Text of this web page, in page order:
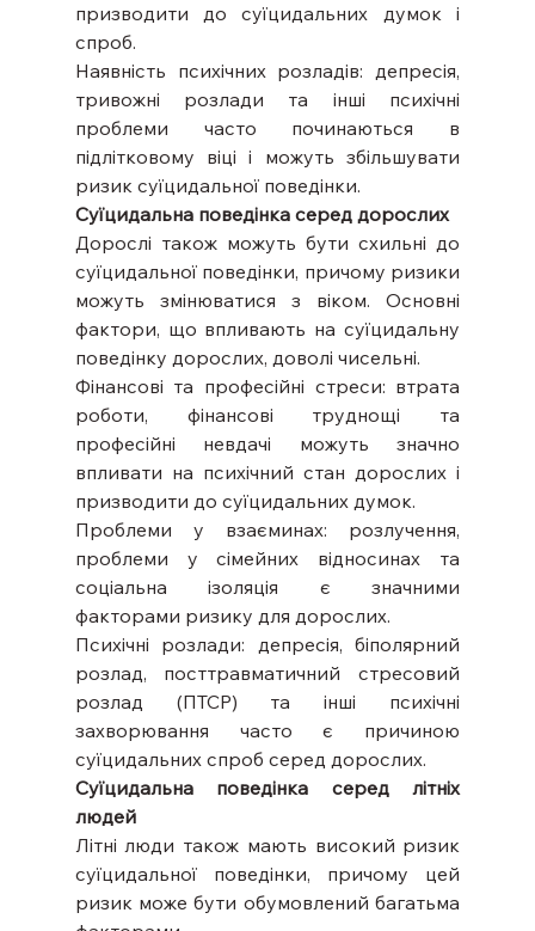
призводити до суїцидальних думок і
спроб.
Наявність психічних розладів: депресія,
тривожні розлади та інші психічні
проблеми часто починаються в
підлітковому віці і можуть збільшувати
ризик суїцидальної поведінки.
Суїцидальна поведінка серед дорослих
Дорослі також можуть бути схильні до
суїцидальної поведінки, причому ризики
можуть змінюватися з віком. Основні
фактори, що впливають на суїцидальну
поведінку дорослих, доволі чисельні.
Фінансові та професійні стреси: втрата
роботи, фінансові труднощі та
професійні невдачі можуть значно
впливати на психічний стан дорослих і
призводити до суїцидальних думок.
Проблеми у взаєминах: розлучення,
проблеми у сімейних відносинах та
соціальна ізоляція є значними
факторами ризику для дорослих.
Психічні розлади: депресія, біполярний
розлад, посттравматичний стресовий
розлад (ПТСР) та інші психічні
захворювання часто є причиною
суїцидальних спроб серед дорослих.
Суїцидальна поведінка серед літніх
людей
Літні люди також мають високий ризик
суїцидальної поведінки, причому цей
ризик може бути обумовлений багатьма